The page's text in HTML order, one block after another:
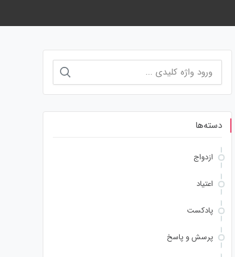
جستجو
برای:
دسته‌ها
ازدواج
اعتیاد
پادکست
پرسش و پاسخ